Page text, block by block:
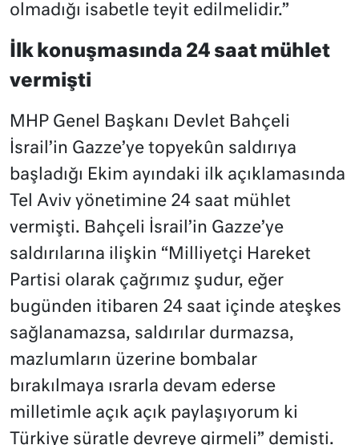
olmadığı isabetle teyit edilmelidir.”
İlk konuşmasında 24 saat mühlet
vermişti
MHP Genel Başkanı Devlet Bahçeli
İsrail’in Gazze’ye topyekûn saldırıya
başladığı Ekim ayındaki ilk açıklamasında
Tel Aviv yönetimine 24 saat mühlet
vermişti. Bahçeli İsrail’in Gazze’ye
saldırılarına ilişkin “Milliyetçi Hareket
Partisi olarak çağrımız şudur, eğer
bugünden itibaren 24 saat içinde ateşkes
sağlanamazsa, saldırılar durmazsa,
mazlumların üzerine bombalar
bırakılmaya ısrarla devam ederse
milletimle açık açık paylaşıyorum ki
Türkiye süratle devreye girmeli” demişti.